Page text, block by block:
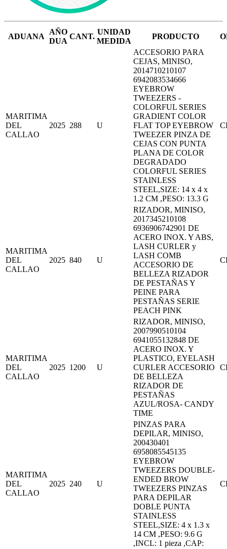
ADUANA
AÑO
DUA
CANT.
UNIDAD
MEDIDA
PRODUCTO
MARITIMA
DEL
CALLAO
2025 288 U
ACCESORIO PARA
CEJAS, MINISO,
2014710210107
6942083534666
EYEBROW
TWEEZERS -
COLORFUL SERIES
GRADIENT COLOR
FLAT TOP EYEBROW
TWEEZER PINZA DE
CEJAS CON PUNTA
PLANA DE COLOR
DEGRADADO
COLORFUL SERIES
STAINLESS
STEEL,SIZE: 14 x 4 x
1.2 CM ,PESO: 13.3 G
MARITIMA
DEL
CALLAO
2025 840 U
RIZADOR, MINISO,
2017345210108
6936906742901 DE
ACERO INOX. Y ABS,
LASH CURLER y
LASH COMB
ACCESORIO DE
BELLEZA RIZADOR
DE PESTAÑAS Y
PEINE PARA
PESTAÑAS SERIE
PEACH PINK
MARITIMA
DEL
CALLAO
2025 1200 U
RIZADOR, MINISO,
2007990510104
6941055132848 DE
ACERO INOX. Y
PLASTICO, EYELASH
CURLER ACCESORIO
DE BELLEZA
RIZADOR DE
PESTAÑAS
AZUL/ROSA- CANDY
TIME
MARITIMA
DEL
CALLAO
2025 240 U
PINZAS PARA
DEPILAR, MINISO,
200430401
6958085545135
EYEBROW
TWEEZERS DOUBLE-
ENDED BROW
TWEEZERS PINZAS
PARA DEPILAR
DOBLE PUNTA
STAINLESS
STEEL,SIZE: 4 x 1.3 x
14 CM ,PESO: 9.6 G
,INCL: 1 pieza ,CAP: